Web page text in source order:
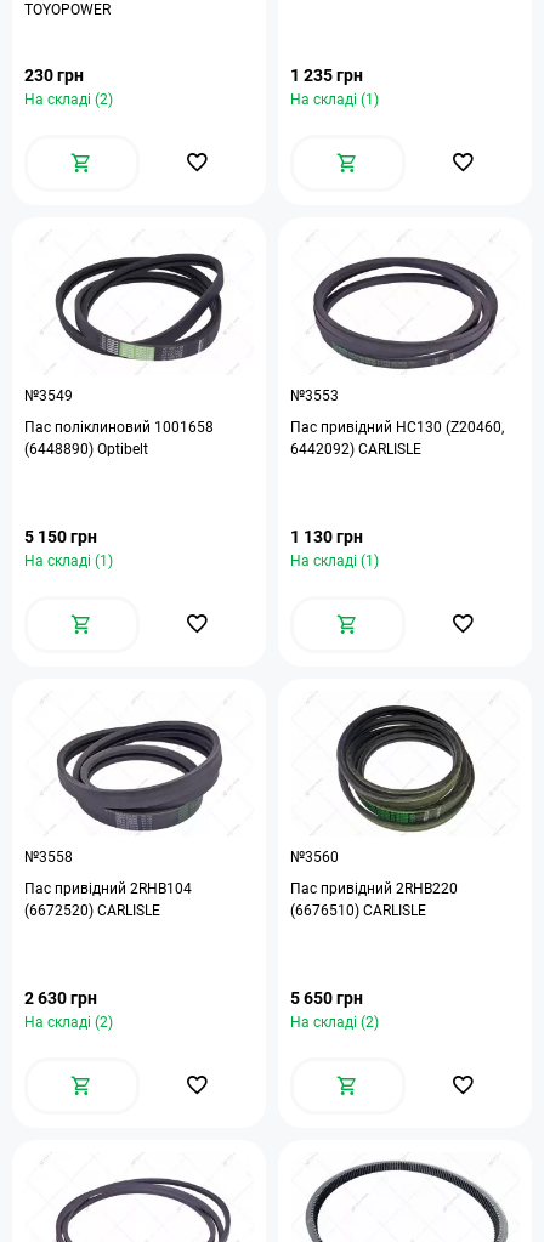
TOYOPOWER
230 грн
На складі (2)
1 235 грн
На складі (1)
№3549
Пас поліклиновий 1001658
(6448890) Optibelt
5 150 грн
На складі (1)
№3553
Пас привідний HC130 (Z20460,
6442092) CARLISLE
1 130 грн
На складі (1)
№3558
Пас привідний 2RHB104
(6672520) CARLISLE
2 630 грн
На складі (2)
№3560
Пас привідний 2RHB220
(6676510) CARLISLE
5 650 грн
На складі (2)